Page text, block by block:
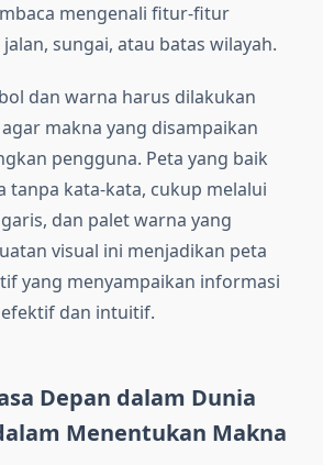
mengenali fitur-fitur
sungai, atau batas wilayah.
dan warna harus dilakukan
makna yang disampaikan
pengguna. Peta yang baik
tanpa kata-kata, cukup melalui
dan palet warna yang
visual ini menjadikan peta
yang menyampaikan informasi
dan intuitif.
Depan dalam Dunia
Menentukan Makna